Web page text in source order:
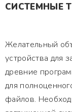
СИСТЕМНЫЕ
Желательный
устройства для
древние
для
файлов.